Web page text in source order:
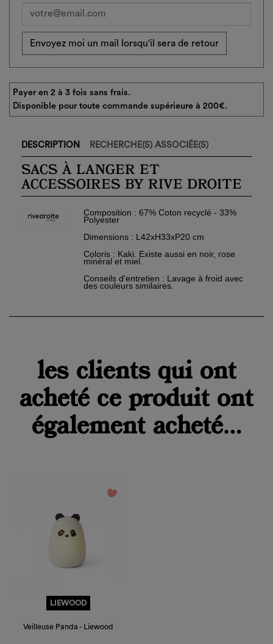
liste
Nom de la liste d'envies
Annuler
Vous devez être connecté pour ajouter des produits à
Annuler
Envoyez moi un mail lorsqu'il sera de retour
Payer en 2 à 3 fois sans frais.
Disponible pour toute commande supérieure à 200€.
DESCRIPTION RECHERCHE(S) ASSOCIÉE(S)
SACS À LANGER ET
ACCESSOIRES BY RIVE DROITE
Composition : 67% Coton recyclé - 33%
Polyester
Dimensions : L42xH33xP20 cm
Coloris : Kaki. Existe aussi en noir, rose
minéral et miel.
Conseils d'entretien : Lavage à froid avec
des couleurs similaires.
les clients qui ont
acheté ce produit ont
également acheté...
favorite_border
LIEWOOD
Veilleuse Panda - Liewood